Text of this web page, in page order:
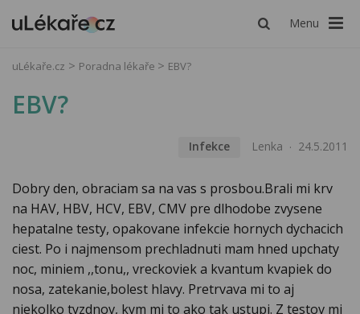
Menu
uLékaře.cz Poradna lékaře EBV?
EBV?
Infekce Lenka 24.5.2011
Dobry den, obraciam sa na vas s prosbou.Brali mi krv
na HAV, HBV, HCV, EBV, CMV pre dlhodobe zvysene
hepatalne testy, opakovane infekcie hornych dychacich
ciest. Po i najmensom prechladnuti mam hned upchaty
noc, miniem ,,tonu,, vreckoviek a kvantum kvapiek do
nosa, zatekanie,bolest hlavy. Pretrvava mi to aj
niekolko tyzdnov, kym mi to ako tak ustupi. Z testov mi